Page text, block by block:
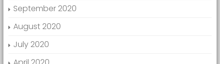
September 2020
August 2020
July 2020